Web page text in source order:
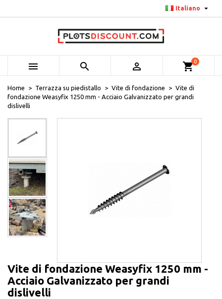
Italiano 
   shopping_cart0
Home Terrazza su piedistallo Vite di fondazione
Vite di
fondazione Weasyfix 1250 mm - Acciaio Galvanizzato per grandi
dislivelli
Vite di fondazione Weasyfix 1250 mm -
Acciaio Galvanizzato per grandi
dislivelli